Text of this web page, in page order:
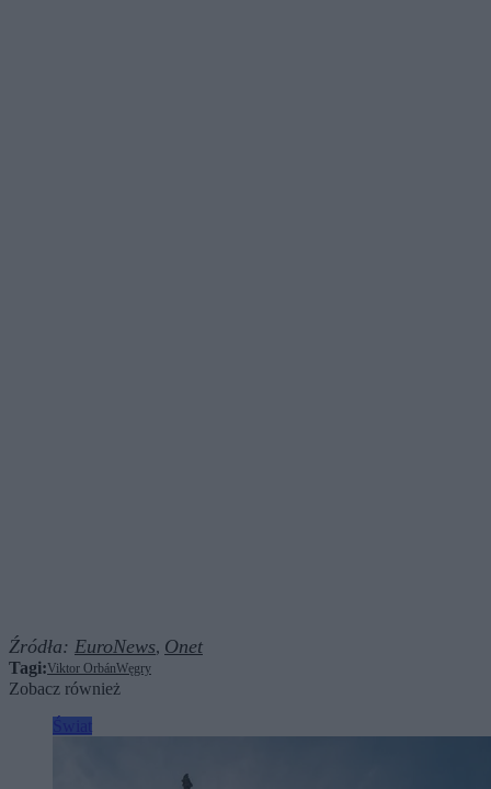
Źródła: EuroNews, Onet
Tagi:Viktor OrbánWęgry
Zobacz również